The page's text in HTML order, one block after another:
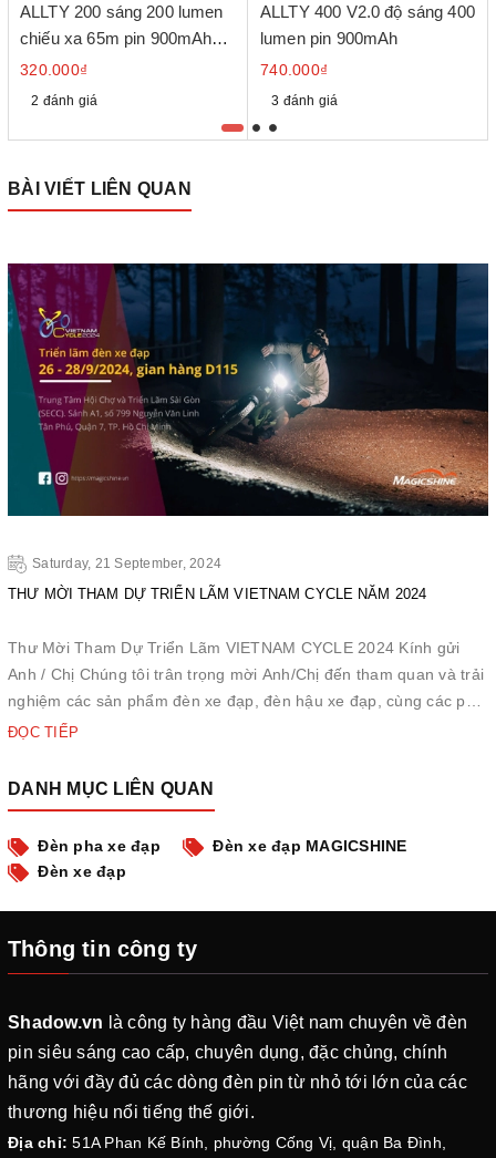
ALLTY 200 sáng 200 lumen
chiếu xa 65m pin 900mAh
cổng sạc USB-C
320.000₫
2 đánh giá
ALLTY 400 V2.0 độ sáng 400
lumen pin 900mAh
740.000₫
3 đánh giá
BÀI VIẾT LIÊN QUAN
Saturday, 21 September, 2024
THƯ MỜI THAM DỰ TRIỂN LÃM VIETNAM CYCLE NĂM 2024
Thư Mời Tham Dự Triển Lãm VIETNAM CYCLE 2024 Kính gửi
Anh / Chị Chúng tôi trân trọng mời Anh/Chị đến tham quan và trải
nghiệm các sản phẩm đèn xe đạp, đèn hậu xe đạp, cùng các phụ
kiện đèn xe đạp của chúng tôi tại triển lãm xe đạp năm 2024.
ĐỌC TIẾP
DANH MỤC LIÊN QUAN
Đèn pha xe đạp
Đèn xe đạp MAGICSHINE
Đèn xe đạp
Thông tin công ty
Shadow.vn là công ty hàng đầu Việt nam chuyên về đèn
pin siêu sáng cao cấp, chuyên dụng, đặc chủng, chính
hãng với đầy đủ các dòng đèn pin từ nhỏ tới lớn của các
thương hiệu nổi tiếng thế giới.
Địa chỉ: 51A Phan Kế Bính, phường Cống Vị, quận Ba Đình,